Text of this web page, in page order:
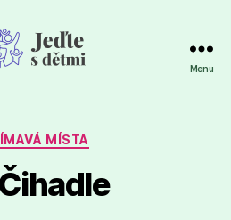
Menu
Rubriky
MÍSTA